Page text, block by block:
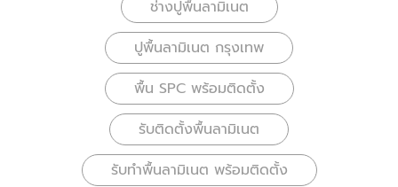
ช่างปูพื้นลามิเนต
ปูพื้นลามิเนต กรุงเทพ
พื้น SPC พร้อมติดตั้ง
รับติดตั้งพื้นลามิเนต
รับทำพื้นลามิเนต พร้อมติดตั้ง